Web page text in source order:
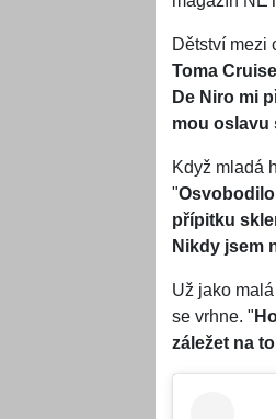
Dětství mezi
Toma
De Niro mi
mou oslavu
Když mladá
"
přípitku
Nikdy jsem
Už jako
se vrhne. "
záležet na